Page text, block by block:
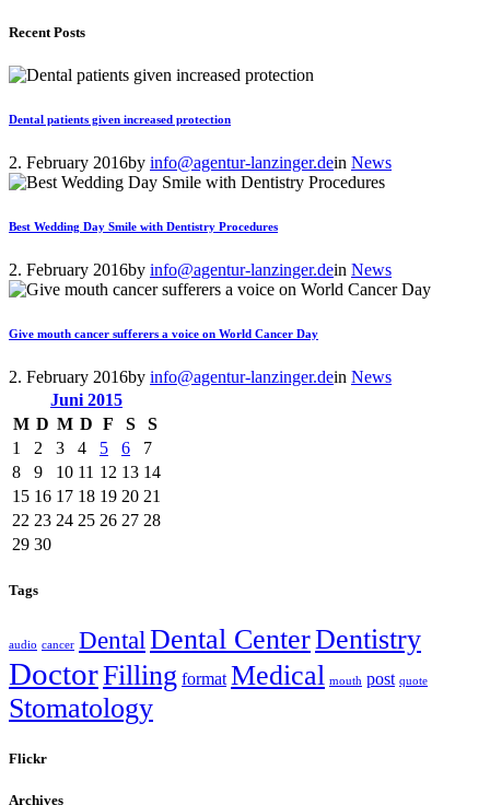
Recent Posts
Dental patients given increased protection
2. February 2016by info@agentur-lanzinger.dein News
Best Wedding Day Smile with Dentistry Procedures
2. February 2016by info@agentur-lanzinger.dein News
Give mouth cancer sufferers a voice on World Cancer Day
2. February 2016by info@agentur-lanzinger.dein News
Juni 2015
M D M D F S
S
1
2 3 4 5 6
7
8
9 10 11 12 13 14
15 16 17 18 19 20 21
22 23 24 25 26 27 28
29 30
Tags
audio cancer DentalDental CenterDentistry
DoctorFilling format Medical mouth post quote
Stomatology
Flickr
Archives